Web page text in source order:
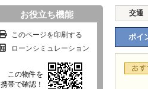
交通
ポイ
お役立ち機能
このページを印刷する
ローンシミュレーション
この物件を
携帯で確認！